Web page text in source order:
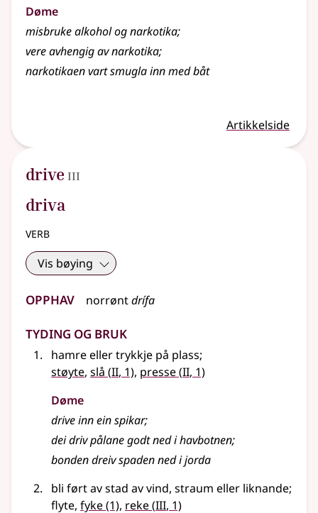
Døme
misbruke alkohol og narkotika;
vere avhengig av narkotika;
narkotikaen vart smugla inn med båt
Artikkelside
drive 3
III
driva
verb
Vis bøying
Opphav norrøntdrífa
Tyding og bruk
hamre eller trykkje på plass;
støyte, slå (2
II, 1), presse(2
II, 1)
Døme
drive inn ein spikar;
dei driv pålane godt ned i havbotnen;
bonden dreiv spaden ned i jorda
bli ført av stad av vind, straum eller liknande;
flyte, fyke(1), reke(3
III, 1)